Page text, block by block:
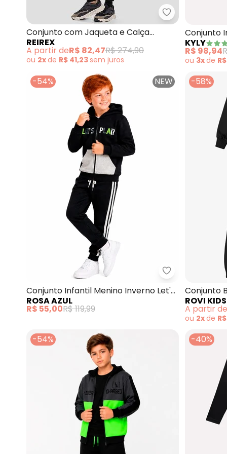
Reirex -
Conjunto com Jaqueta e Calça
(Preto)
REIREX
A partir deR$ 82,47R$ 274,90
ou 2xde R$ 41,23sem juros
Conjunto
(Preto)
KYLY
R$ 98,94
ou 3xde
-54% NEW
Rosa Azul -
Conjunto Infantil Menino Inverno Let'S
Play Preto
ROSA AZUL
R$ 55,00R$ 119,99
-58%
Conjunto
(Preto)
ROVI KIDS
A partir de
ou 2xde
-54% -40%